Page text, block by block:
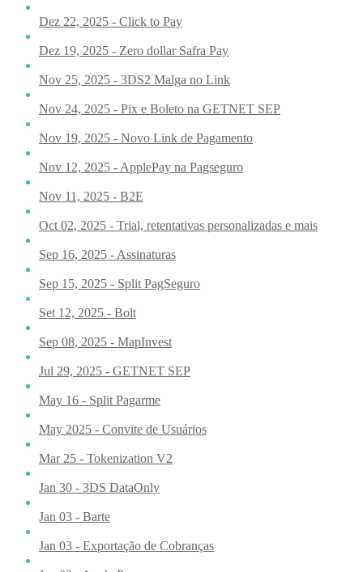
Dez 22, 2025 - Click to Pay
Dez 19, 2025 - Zero dollar Safra Pay
Nov 25, 2025 - 3DS2 Malga no Link
Nov 24, 2025 - Pix e Boleto na GETNET SEP
Nov 19, 2025 - Novo Link de Pagamento
Nov 12, 2025 - ApplePay na Pagseguro
Nov 11, 2025 - B2E
Oct 02, 2025 - Trial, retentativas personalizadas e mais
Sep 16, 2025 - Assinaturas
Sep 15, 2025 - Split PagSeguro
Set 12, 2025 - Bolt
Sep 08, 2025 - MapInvest
Jul 29, 2025 - GETNET SEP
May 16 - Split Pagarme
May 2025 - Convite de Usuários
Mar 25 - Tokenization V2
Jan 30 - 3DS DataOnly
Jan 03 - Barte
Jan 03 - Exportação de Cobranças